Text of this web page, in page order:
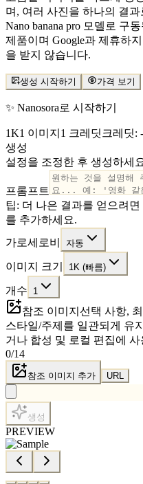
며, 여러 사진을 하나의 결
Nano banana pro 모델로 구
제품이며 Google과 제휴하
을 받지 않습니다.
생성 시작하기 가격 보기
✨ Nanosora로 시작하기
1K1 이미지 1 크레딧크레딧: -
생성
설정을 조정한 후 생성하세
프롬프트
팁: 더 나은 결과를 얻으려
를 추가하세요.
가로세로비
자동
이미지 크기 1K (빠름)
개수 1
참조 이미지 선택 사항,
스타일/주제를 일관되게 유
거나 합성 및 로컬 편집에 사
0/14
참조 이미지 추가 URL
생성
PREVIEW